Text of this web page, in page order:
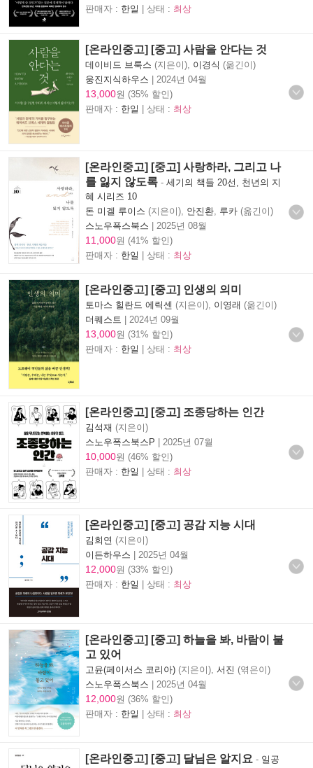
판매자 : 한일 | 상태 : 최상
[온라인중고] [중고] 사람을 안다는 것
데이비드 브룩스 (지은이), 이경식 (옮긴이)
웅진지식하우스 | 2024년 04월
13,000원 (35% 할인)
판매자 : 한일 | 상태 : 최상
[온라인중고] [중고] 사랑하라, 그리고 나
를 잃지 않도록 - 세기의 책들 20선, 천년의 지
혜 시리즈 10
돈 미겔 루이스 (지은이), 안진환 루카 (옮긴이)
스노우폭스북스 | 2025년 08월
11,000원 (41% 할인)
판매자 : 한일 | 상태 : 최상
[온라인중고] [중고] 인생의 의미
토마스 힐란드 에릭센 (지은이), 이영래 (옮긴이)
더퀘스트 | 2024년 09월
13,000원 (31% 할인)
판매자 : 한일 | 상태 : 최상
[온라인중고] [중고] 조종당하는 인간
김석재 (지은이)
스노우폭스북스P | 2025년 07월
10,000원 (46% 할인)
판매자 : 한일 | 상태 : 최상
[온라인중고] [중고] 공감 지능 시대
김희연 (지은이)
이든하우스 | 2025년 04월
12,000원 (33% 할인)
판매자 : 한일 | 상태 : 최상
[온라인중고] [중고] 하늘을 봐, 바람이 불
고 있어
고윤(페이서스 코리아) (지은이), 서진 (엮은이)
스노우폭스북스 | 2025년 04월
12,000원 (36% 할인)
판매자 : 한일 | 상태 : 최상
[온라인중고] [중고] 달님은 알지요 - 일공